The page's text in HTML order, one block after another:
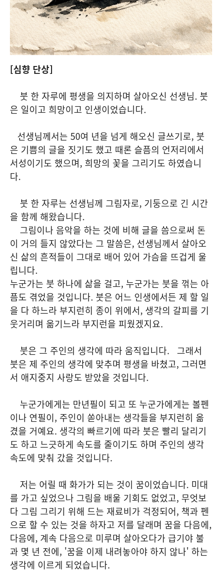
[심향 단상]
붓 한 자루에 평생을 의지하며 살아오신 선생님. 붓
은 일이고 희망이고 인생이었습니다.
선생님께서는 50여 년을 넘게 해오신 글쓰기로, 붓
은 기쁨의 글을 짓기도 했고 때론 슬픔의 언저리에서
서성이기도 했으며, 희망의 꽃을 그리기도 하였습니
다.
붓 한 자루는 선생님께 그림자로, 기둥으로 긴 시간
을 함께 해왔습니다.
그림이나 음악을 하는 것에 비해 글을 씀으로써 돈
이 거의 들지 않았다는 그 말씀은, 선생님께서 살아오
신 삶의 흔적들이 그대로 배어 있어 가슴을 뜨겁게 울
립니다.
누군가는 붓 하나에 삶을 걸고, 누군가는 붓을 꺾는 아
픔도 겪었을 것입니다. 붓은 어느 인생에서든 제 할 일
을 다 하느라 부지런히 종이 위에서, 생각의 갈피를 기
웃거리며 옮기느라 부지런을 피웠겠지요.
붓은 그 주인의 생각에 따라 움직입니다. 그래서
붓은 제 주인의 생각에 맞추며 평생을 바쳤고, 그러면
서 애지중지 사랑도 받았을 것입니다.
누군가에게는 만년필이 되고 또 누군가에게는 볼펜
이나 연필이, 주인이 쏟아내는 생각들을 부지런히 옮
겼을 거예요. 생각의 빠르기에 따라 붓은 빨리 달리기
도 하고 느긋하게 속도를 줄이기도 하며 주인의 생각
속도에 맞춰 갔을 것입니다.
저는 어릴 때 화가가 되는 것이 꿈이었습니다. 미대
를 가고 싶었으나 그림을 배울 기회도 없었고, 무엇보
다 그림 그리기 위해 드는 재료비가 걱정되어, 책과 펜
으로 할 수 있는 것을 하자고 저를 달래며 꿈을 다음에,
다음에, 계속 다음으로 미루며 살아오다가 급기야 불
과 몇 년 전에, '꿈을 이제 내려놓아야 하지 않나' 하는
생각에 이르게 되었습니다.